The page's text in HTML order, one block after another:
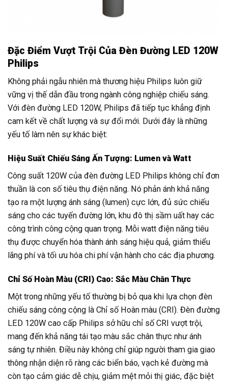
Đặc Điểm Vượt Trội Của Đèn Đường LED 120W
Philips
Không phải ngẫu nhiên mà thương hiệu Philips luôn giữ
vững vị thế dẫn đầu trong ngành công nghiệp chiếu sáng.
Với đèn đường LED 120W, Philips đã tiếp tục khẳng định
cam kết về chất lượng và sự đổi mới. Dưới đây là những
yếu tố làm nên sự khác biệt:
Hiệu Suất Chiếu Sáng Ấn Tượng: Lumen và Watt
Công suất 120W của đèn đường LED Philips không chỉ đơn
thuần là con số tiêu thụ điện năng. Nó phản ánh khả năng
tạo ra một lượng ánh sáng (lumen) cực lớn, đủ sức chiếu
sáng cho các tuyến đường lớn, khu đô thị sầm uất hay các
công trình công cộng quan trọng. Mỗi watt điện năng tiêu
thụ được chuyển hóa thành ánh sáng hiệu quả, giảm thiểu
lãng phí và tối ưu hóa chi phí vận hành cho các địa phương.
Chỉ Số Hoàn Màu (CRI) Cao: Sắc Màu Chân Thực
Một trong những yếu tố thường bị bỏ qua khi lựa chọn đèn
chiếu sáng công cộng là Chỉ số Hoàn màu (CRI). Đèn đường
LED 120W cao cấp Philips sở hữu chỉ số CRI vượt trội,
mang đến khả năng tái tạo màu sắc chân thực như ánh
sáng tự nhiên. Điều này không chỉ giúp người tham gia giao
thông nhận diện rõ ràng các biển báo, vạch kẻ đường mà
còn tạo cảm giác dễ chịu, giảm mệt mỏi thị giác, đặc biệt